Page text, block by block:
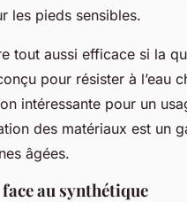
les pieds sensibles.
tout aussi efficace si la
pour résister à l’eau
intéressante pour un
des matériaux est un
âgées.
au synthétique